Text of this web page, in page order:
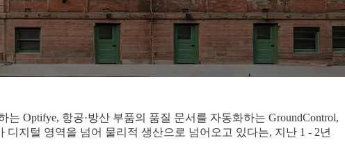
Optifye, 항공·방산 부품의 품질 문서를 자동화하는 GroundControl,
지털 영역을 넘어 물리적 생산으로 넘어오고 있다는, 지난 1 - 2년